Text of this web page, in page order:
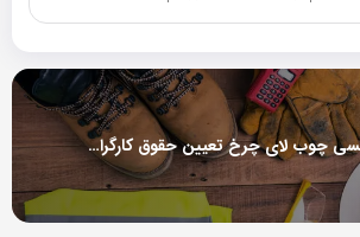
چه کسی چوب لای چرخ تعیین حقوق کارگران می گذارد؟